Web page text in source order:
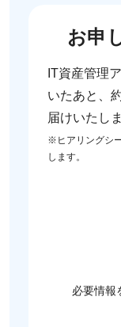
お申
IT資産管理
いたあと、
届けいたし
※ヒアリングシ
します。
必要情報